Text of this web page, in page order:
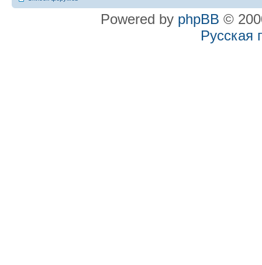
Powered by phpBB ©
Русская